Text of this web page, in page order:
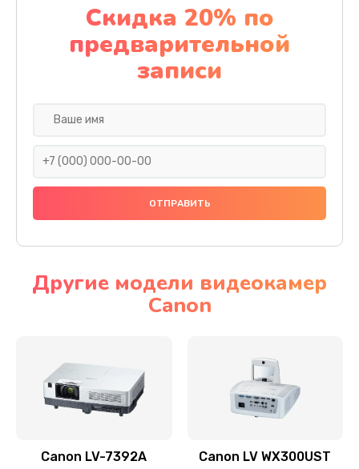
Ремонт электроплаты
1320 руб.
Заказать
Замена датчика
Замена дисплея
Замена кнопки
Заказать
Скидка 20% по
предварительной
записи
Другие модели видеокамер
Canon
Canon LV-7392A Canon LV WX300UST